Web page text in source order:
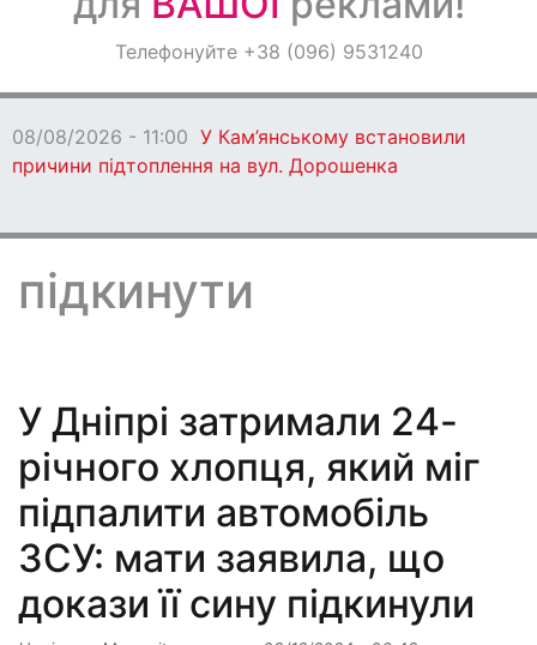
ОголошенняТелефонуйте +38 (096) 9531240
08/08/2026 - 11:00 У Кам’янському встановили
причини підтоплення на вул. Дорошенка
підкинути
У Дніпрі затримали 24-
річного хлопця, який міг
підпалити автомобіль
ЗСУ: мати заявила, що
докази її сину підкинули